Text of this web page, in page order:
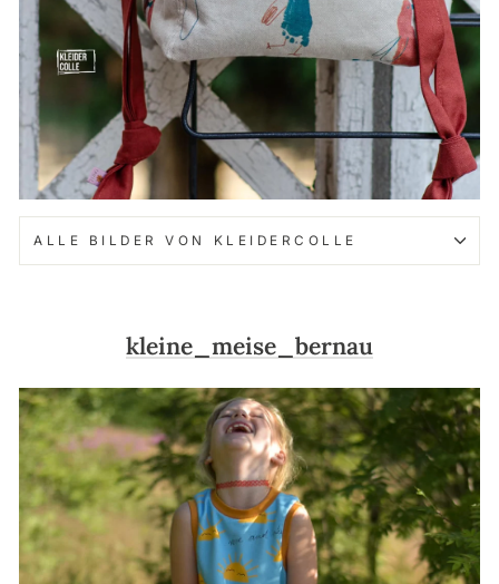
ALLE BILDER VON KLEIDERCOLLE
kleine_meise_bernau